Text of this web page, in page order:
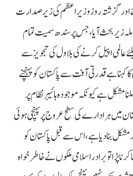
اور گزشتہ روز وزیراعظم کی زیر صدارت
زیر بحث آیا، جس پر سندھ سمیت تمام
عالمی اپیل کرنے کی بلاول کی تجویز سے
کہنا ہے قدرتی آفت سے پاکستان کو پہنچنے
مشکل ہے کیونکہ موجودہ ہائیبر نظام پر
میں ہر ادارے کی سطح عروج پر پہنچی ہوئی
بنادیا ہے، اس سے قبل پاکستان کو
پڑا تو برادر اسلامی ملکوں نے خاطر خواہ